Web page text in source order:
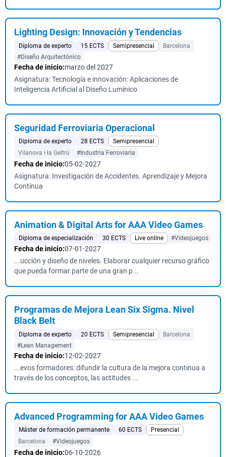
Lighting Design: Innovación y Tendencias
Diploma de experto 15 ECTS Semipresencial
Barcelona
#Diseño Arquitectónico
Fecha de inicio:marzo del 2027
Asignatura: Tecnología e innovación: Aplicaciones de
Inteligencia Artificial al Diseño Lumínico
Seguridad Ferroviaria Operacional
Diploma de experto 28 ECTS
Semipresencial
Vilanova i la Geltrú
#Industria Ferroviaria
Fecha de inicio:05-02-2027
Asignatura: Investigación de Accidentes. Aprendizaje y Mejora
Contínua
Animation & Digital Arts for AAA Video Games
Diploma de especialización 30 ECTS Live online #Videojuegos
Fecha de inicio:07-01-2027
...ucción y diseño de niveles. Elaborar cualquier recurso gráfico
que pueda formar parte de una gran p...
Programas de Mejora Lean Six Sigma. Nivel
Black Belt
Diploma de experto 20 ECTS Semipresencial
Barcelona
#Lean Management
Fecha de inicio:12-02-2027
...evos formadores: difundir la cultura de la mejora continua a
través de los conceptos, las actitudes ...
Advanced Programming for AAA Video Games
Máster de formación permanente 60 ECTS
Presencial
Barcelona
#Videojuegos
Fecha de inicio:06-10-2026